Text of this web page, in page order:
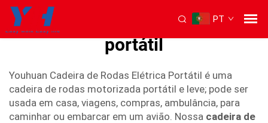
PT
cadeira de rodas elétrica
portátil
Youhuan Cadeira de Rodas Elétrica Portátil é uma
cadeira de rodas motorizada portátil e leve; pode ser
usada em casa, viagens, compras, ambulância, para
caminhar ou embarcar em um avião. Nossa cadeira de